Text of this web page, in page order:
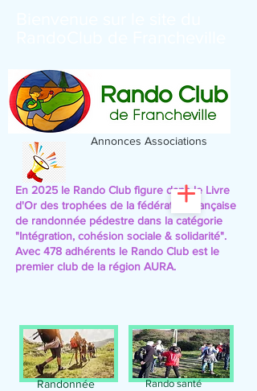
Randonnée Rando santé
En 2025 le Rando Club figure dans le Livre
d'Or des trophées de la fédération française
de randonnée pédestre dans la catégorie
"Intégration, cohésion sociale & solidarité".
Avec 478 adhérents le Rando Club est le
premier club de la région AURA.
Annonces Associations